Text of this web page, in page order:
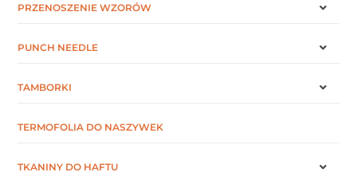
PRZENOSZENIE WZORÓW
PUNCH NEEDLE
TAMBORKI
TERMOFOLIA DO NASZYWEK
TKANINY DO HAFTU